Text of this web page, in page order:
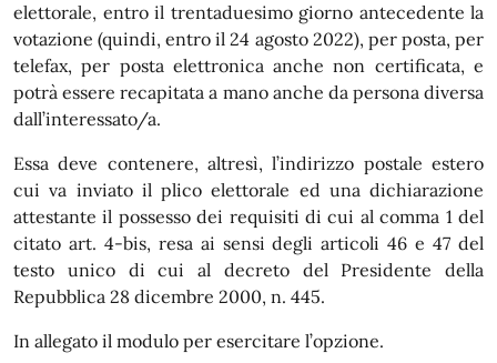
elettorale, entro il trentaduesimo giorno antecedente la
votazione (quindi, entro il 24 agosto 2022), per posta, per
telefax, per posta elettronica anche non certificata, e
potrà essere recapitata a mano anche da persona diversa
dall’interessato/a.
Essa deve contenere, altresì, l’indirizzo postale estero
cui va inviato il plico elettorale ed una dichiarazione
attestante il possesso dei requisiti di cui al comma 1 del
citato art. 4-bis, resa ai sensi degli articoli 46 e 47 del
testo unico di cui al decreto del Presidente della
Repubblica 28 dicembre 2000, n. 445.
In allegato il modulo per esercitare l’opzione.